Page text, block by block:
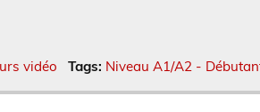
vidéo Tags: Niveau A1/A2 -